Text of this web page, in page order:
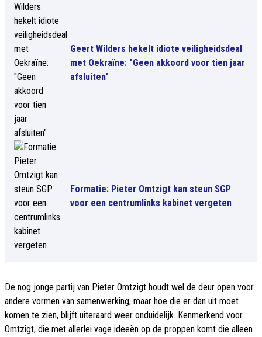
Geert Wilders hekelt idiote veiligheidsdeal
met Oekraïne: "Geen akkoord voor tien jaar
afsluiten"
Formatie: Pieter Omtzigt kan steun SGP
voor een centrumlinks kabinet vergeten
De nog jonge partij van Pieter Omtzigt houdt wel de deur open voor
andere vormen van samenwerking, maar hoe die er dan uit moet
komen te zien, blijft uiteraard weer onduidelijk. Kenmerkend voor
Omtzigt, die met allerlei vage ideeën op de proppen komt die alleen